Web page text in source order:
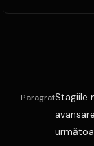
ParagrafStagiile